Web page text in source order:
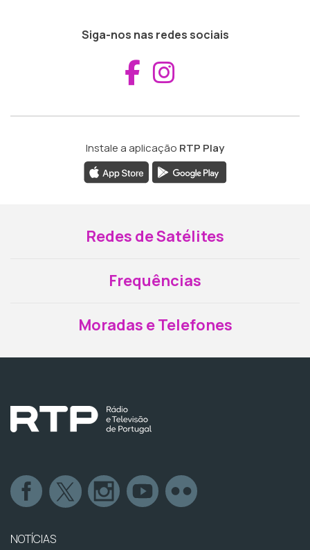
Siga-nos nas redes sociais
Aceder ao
Instale a aplicação RTP Play
Redes de Satélites
Frequências
Moradas e Telefones
NOTÍCIAS